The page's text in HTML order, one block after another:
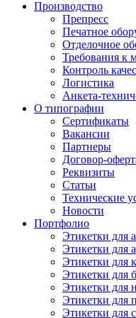
Производство
Препресс
Печатное
Отделочное
Требования к
Контроль
Логистика
Анкета-
О типографии
Сертификаты
Вакансии
Партнеры
Договор-
Реквизиты
Статьи
Технические
Новости
Портфолио
Этикетки для
Этикетки для
Этикетки для
Этикетки для
Этикетки для
Этикетки для
Этикетки для